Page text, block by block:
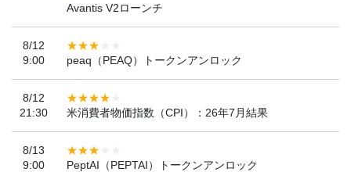
Avantis V2ローンチ
8/12
9:00
peaq（PEAQ）トークンアンロック
8/12
21:30
米消費者物価指数（CPI）：26年7月結果
8/13
9:00
PeptAI（PEPTAI）トークンアンロック